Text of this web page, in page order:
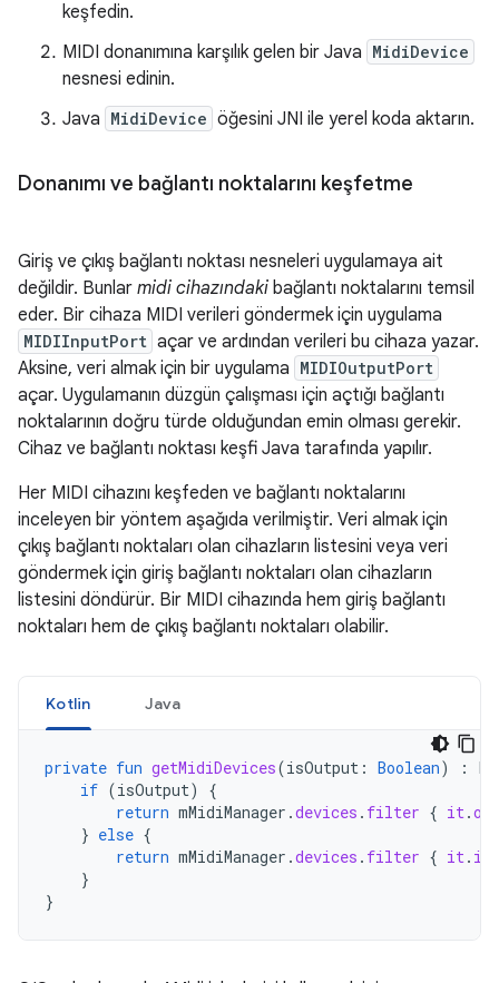
keşfedin.
MIDI donanımına karşılık gelen bir Java MidiDevice
nesnesi edinin.
Java MidiDevice öğesini JNI ile yerel koda aktarın.
Donanımı ve bağlantı noktalarını keşfetme
Giriş ve çıkış bağlantı noktası nesneleri uygulamaya ait
değildir. Bunlar midi cihazındaki bağlantı noktalarını temsil
eder. Bir cihaza MIDI verileri göndermek için uygulama
MIDIInputPort açar ve ardından verileri bu cihaza yazar.
Aksine, veri almak için bir uygulama MIDIOutputPort
açar. Uygulamanın düzgün çalışması için açtığı bağlantı
noktalarının doğru türde olduğundan emin olması gerekir.
Cihaz ve bağlantı noktası keşfi Java tarafında yapılır.
Her MIDI cihazını keşfeden ve bağlantı noktalarını
inceleyen bir yöntem aşağıda verilmiştir. Veri almak için
çıkış bağlantı noktaları olan cihazların listesini veya veri
göndermek için giriş bağlantı noktaları olan cihazların
listesini döndürür. Bir MIDI cihazında hem giriş bağlantı
noktaları hem de çıkış bağlantı noktaları olabilir.
Kotlin Java
private fun getMidiDevices(isOutput : Boolean) :
if (isOutput)
{
return mMidiManager .devices . filter { it.
} else {
return mMidiManager .devices . filter { it.
}
}